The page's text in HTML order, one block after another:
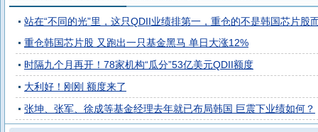
站在“不同的光”里，这只QDII业绩排第一，重仓的不是韩国芯片股
重仓韩国芯片股 又跑出一只基金黑马 单日大涨12%
时隔九个月再开！78家机构“瓜分”53亿美元QDII额度
大利好！刚刚 额度来了
张坤、张军、徐成等基金经理去年就已布局韩国 巨震下业绩如何？